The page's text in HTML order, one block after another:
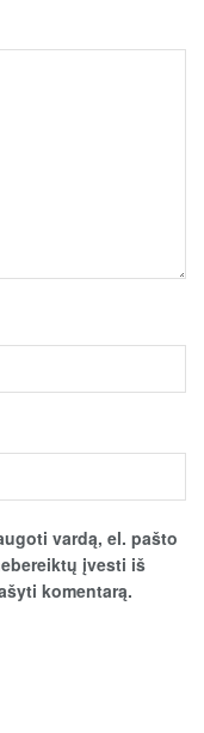
vardą, el. pašto
įvesti iš
komentarą.